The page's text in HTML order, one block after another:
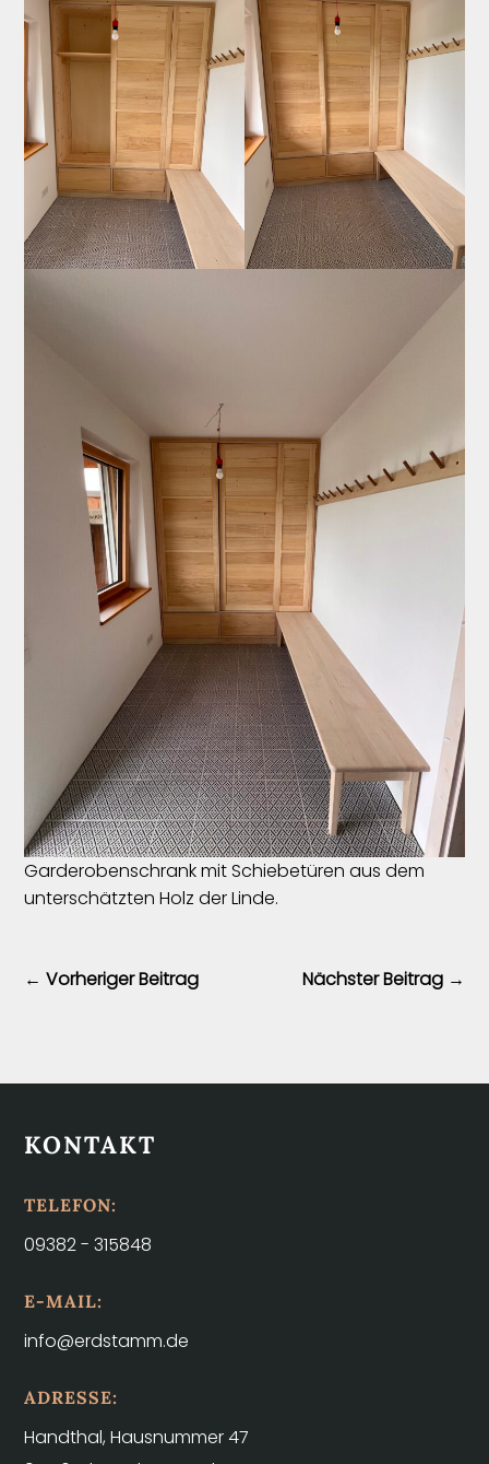
Garderobenschrank mit Schiebetüren aus dem
unterschätzten Holz der Linde.
←Vorheriger Beitrag Nächster Beitrag→
KONTAKT
TELEFON:
09382 - 315848
E-MAIL:
info@erdstamm.de
ADRESSE:
Handthal, Hausnummer 47